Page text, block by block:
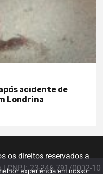
acidente de
Londrina
os direitos reservados a
CNPJ: 23.246.791/0002-10
experiência em nosso